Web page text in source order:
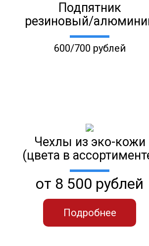
Подпятник
резиновый/
600/700 рублей
Чехлы из эко-кожи
(цвета в
от 8 500 рублей
Подробнее